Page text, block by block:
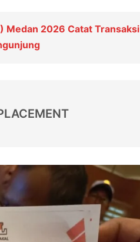
Medan 2026 Catat Transaksi